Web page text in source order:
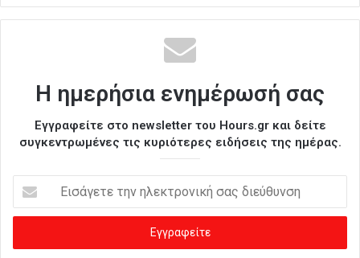
Η ημερήσια ενημέρωσή σας
Εγγραφείτε στο newsletter του Hours.gr και δείτε
συγκεντρωμένες τις κυριότερες ειδήσεις της ημέρας.
σ
γ